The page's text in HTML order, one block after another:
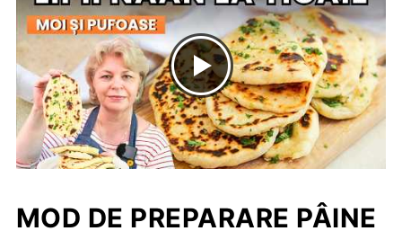
MOD DE PREPARARE PÂINE